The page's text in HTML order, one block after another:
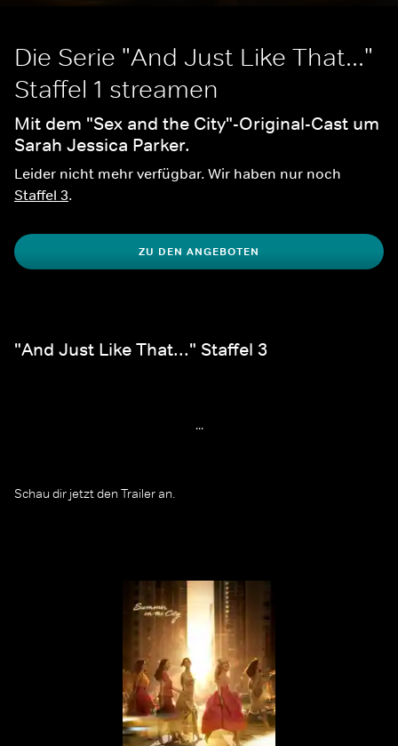
Die Serie "And Just Like That..."
Staffel 1 streamen
Mit dem "Sex and the City"-Original-Cast um
Sarah Jessica Parker.
Leider nicht mehr verfügbar. Wir haben nur noch
Staffel 3.
ZU DEN ANGEBOTEN
Schau dir jetzt den Trailer an.
...
"And Just Like That..." Staffel 3